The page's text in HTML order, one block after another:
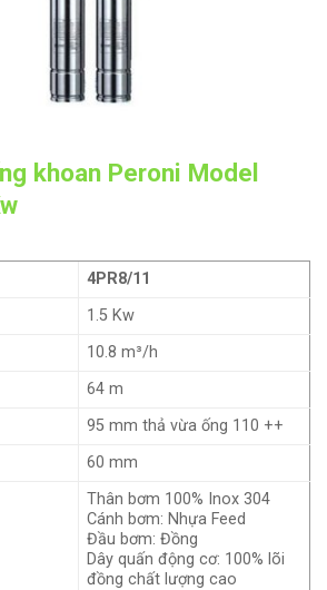
khoan Peroni Model
4PR8/11
1.5 Kw
10.8 m³/h
64 m
95 mm thả vừa ống 110 ++
60 mm
Thân bơm 100% Inox 304
Cánh bơm: Nhựa Feed
Đầu bơm: Đồng
Dây quấn động cơ: 100% lõi
đồng chất lượng cao